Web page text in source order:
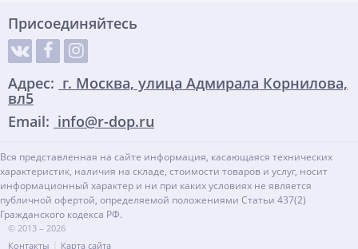
Присоединяйтесь
Адрес: г. Москва, улица Адмирала Корнилова,
вл5
Email: info@r-dop.ru
Вся представленная на сайте информация, касающаяся технических
характеристик, наличия на складе, стоимости товаров и услуг, носит
информационный характер и ни при каких условиях не является
публичной офертой, определяемой положениями Статьи 437(2)
Гражданского кодекса РФ.
© 2013 – 2026
Контакты
Карта сайта